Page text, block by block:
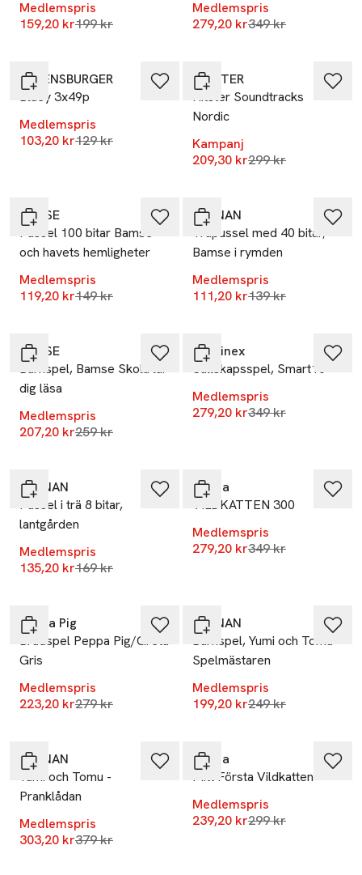
Medlemspris
159,20 krLägsta pris 30 dagar
199 kr
Medlemspris
279,20 krLägsta pris 30
349 kr
RAVENSBURGER
Bluey 3x49p
Medlemspris
103,20 krLägsta pris 30 dagar
129 kr
HITSTER
Hitster Soundtracks
Nordic
Kampanj
209,30 krLägsta pris 30
299 kr
BAMSE
Pussel 100 bitar Bamse
och havets hemligheter
Medlemspris
119,20 krLägsta pris 30 dagar
149 kr
KÄRNAN
Träpussel med 40 bitar,
Bamse i rymden
Medlemspris
111,20 krLägsta pris 30
139 kr
BAMSE
Barnspel, Bamse Skola lär
dig läsa
Medlemspris
207,20 krLägsta pris 30 dagar
259 kr
Martinex
Sällskapsspel, Smart10
Medlemspris
279,20 krLägsta pris 30
349 kr
KÄRNAN
Pussel i trä 8 bitar,
lantgården
Medlemspris
135,20 krLägsta pris 30 dagar
169 kr
Educa
VILDKATTEN 300
Medlemspris
279,20 krLägsta pris 30
349 kr
Peppa Pig
Brädspel Peppa Pig/Greta
Gris
Medlemspris
223,20 krLägsta pris 30 dagar
279 kr
KÄRNAN
Barnspel, Yumi och Tomu -
Spelmästaren
Medlemspris
199,20 krLägsta pris 30
249 kr
KÄRNAN
Yumi och Tomu -
Pranklådan
Medlemspris
303,20 krLägsta pris 30 dagar
379 kr
Educa
Mitt Första Vildkatten
Medlemspris
239,20 krLägsta pris 30
299 kr